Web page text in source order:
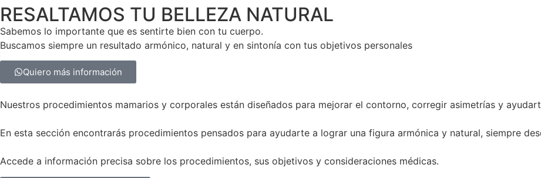
RESALTAMOS TU BELLEZA NATURAL
Sabemos lo importante que es sentirte bien con tu cuerpo.
Buscamos siempre un resultado armónico, natural y en sintonía con tus objetivos personales
Quiero más información
Nuestros procedimientos mamarios y corporales están diseñados para mejorar el contorno, corregir asimetrías y
En esta sección encontrarás procedimientos pensados para ayudarte a lograr una figura armónica y natural, siempre
Accede a información precisa sobre los procedimientos, sus objetivos y consideraciones médicas.